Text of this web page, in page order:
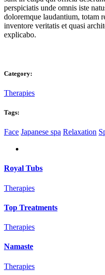
perspiciatis unde omnis iste
doloremque laudantium, totam
inventore veritatis et quasi
explicabo.
Category:
Therapies
Tags:
Face Japanese spa Relaxation
Royal Tubs
Therapies
Top Treatments
Therapies
Namaste
Therapies